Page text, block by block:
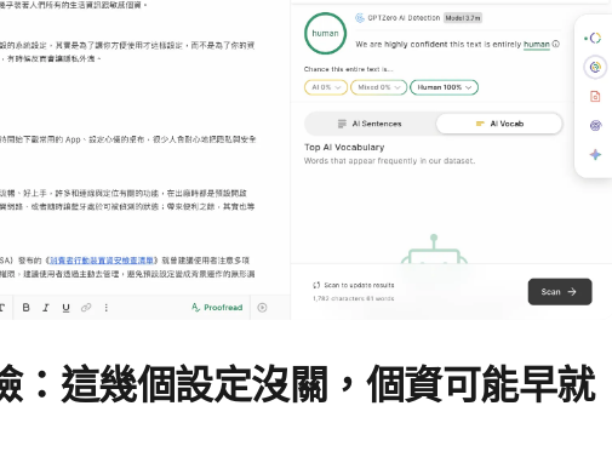
：這幾個設定沒關，個資可能早就